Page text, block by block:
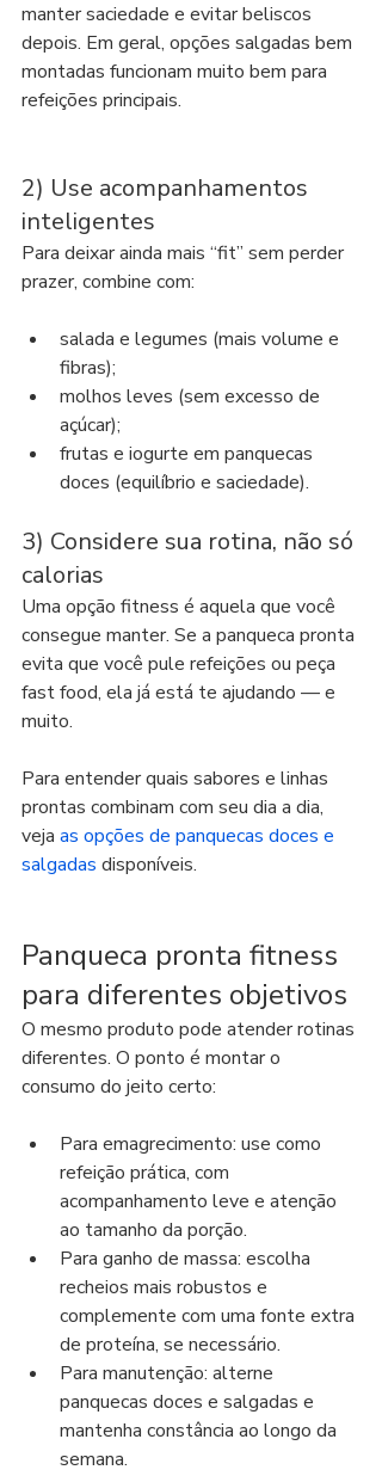
manter saciedade e evitar beliscos
depois. Em geral, opções salgadas bem
montadas funcionam muito bem para
refeições principais.
2) Use acompanhamentos
inteligentes
Para deixar ainda mais “fit” sem perder
prazer, combine com:
salada e legumes (mais volume e
fibras);
molhos leves (sem excesso de
açúcar);
frutas e iogurte em panquecas
doces (equilíbrio e saciedade).
3) Considere sua rotina, não só
calorias
Uma opção fitness é aquela que você
consegue manter. Se a panqueca pronta
evita que você pule refeições ou peça
fast food, ela já está te ajudando — e
muito.
Para entender quais sabores e linhas
prontas combinam com seu dia a dia,
veja as opções de panquecas doces e
salgadas disponíveis.
Panqueca pronta fitness
para diferentes objetivos
O mesmo produto pode atender rotinas
diferentes. O ponto é montar o
consumo do jeito certo:
Para emagrecimento: use como
refeição prática, com
acompanhamento leve e atenção
ao tamanho da porção.
Para ganho de massa: escolha
recheios mais robustos e
complemente com uma fonte extra
de proteína, se necessário.
Para manutenção: alterne
panquecas doces e salgadas e
mantenha constância ao longo da
semana.